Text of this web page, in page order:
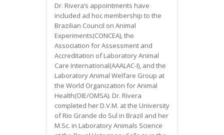
Dr. Rivera’s appointments have
included ad hoc membership to the
Brazilian Council on Animal
Experiments(CONCEA), the
Association for Assessment and
Accreditation of Laboratory Animal
Care International(AAALAC-I), and the
Laboratory Animal Welfare Group at
the World Organization for Animal
Health(OIE/OMSA). Dr. Rivera
completed her D.V.M. at the University
of Rio Grande do Sul in Brazil and her
M.Sc. in Laboratory Animals Science